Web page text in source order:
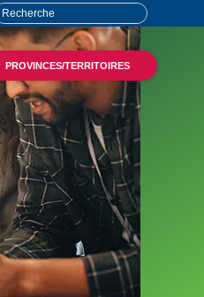
PROVINCES/TERRITOIRES